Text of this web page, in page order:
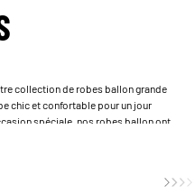
collection de robes ballon grande
chic et confortable pour un jour
spéciale, nos robes ballon ont
pour une journée d'été, tandis
soirée plus habillée.